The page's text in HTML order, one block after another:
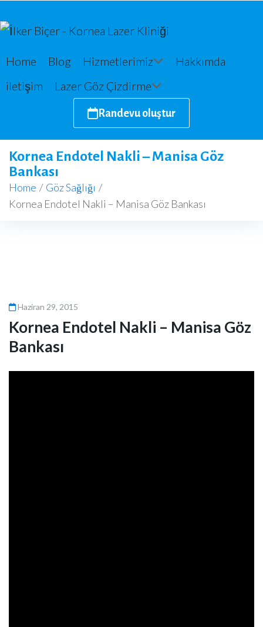
Home Blog Hizmetlerimiz
Hakkımda
iletişim
Lazer Göz Çizdirme
Randevu oluştur
Kornea Endotel Nakli – Manisa Göz
Bankası
Home / Göz Sağlığı /
Kornea Endotel Nakli – Manisa Göz Bankası
Haziran 29, 2015
Kornea Endotel Nakli – Manisa Göz
Bankası